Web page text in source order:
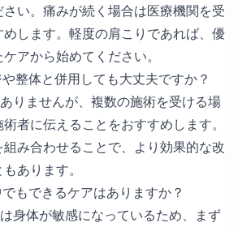
い。痛みが続く場合は医療機関を受
します。軽度の肩こりであれば、優
アから始めてください。
整体と併用しても大丈夫ですか？
りませんが、複数の施術を受ける場
者に伝えることをおすすめします。
み合わせることで、より効果的な改
あります。
もできるケアはありますか？
身体が敏感になっているため、まず